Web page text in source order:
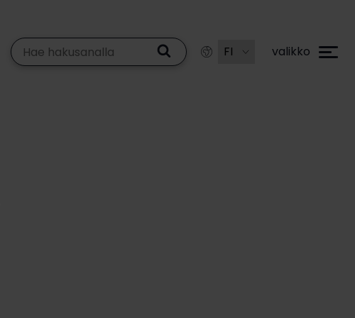
valikko